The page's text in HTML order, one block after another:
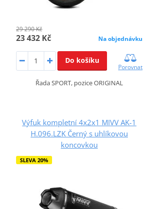
29 290 Kč
23 432 Kč Na objednávku
Do košíku
Porovnat
Řada SPORT, pozice ORIGINAL
Výfuk kompletní 4x2x1 MIVV AK-1
H.096.LZK Černý s uhlíkovou
koncovkou
SLEVA 20%